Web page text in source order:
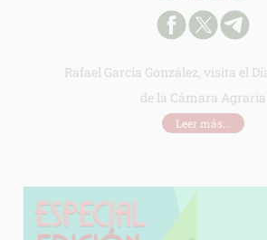
Rafael García González, visita el
de la Cámara Agraria
Leer más...